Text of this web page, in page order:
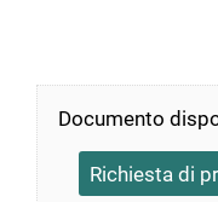
Documento
Richiesta di